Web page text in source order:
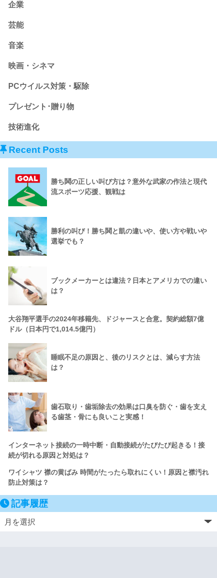
企業
芸能
音楽
映画・シネマ
PCウイルス対策・駆除
プレゼント･贈り物
技術進化
Recent Posts
勝ち鬨の正しい叫び方は？意外な武家の作法と現代
流スポーツ応援、観戦は
勝利の叫び！勝ち鬨と凱の違いや、使い方や戦いや
選挙でも？
ブックメーカーとは違法？日本とアメリカでの違い
は？
大谷翔平選手の2024年移籍先、ドジャースと合意。契約総額7億
ドル（日本円で1,014.5億円）
睡眠不足の原因と、後のリスクとは、減らす方法
は？
歯石取り・歯垢除去の効果は口臭を防ぐ・歯を支え
る歯茎・骨にも良いこと実感！
インターネット接続の一時中断・自動接続がたびたび起きる！接
続が切れる原因と対処は？
ワイシャツ 襟の黄ばみ 時間がたったら取れにくい！原因と襟汚れ
防止対策は？
記事履歴